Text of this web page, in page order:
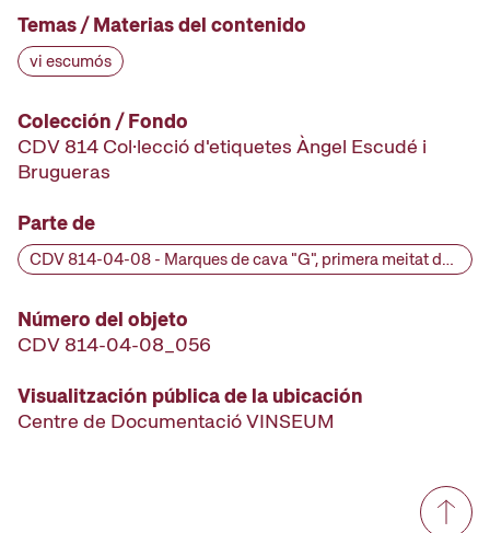
Temas / Materias del contenido
vi escumós
Colección / Fondo
CDV 814 Col·lecció d'etiquetes Àngel Escudé i
Brugueras
Parte de
CDV 814-04-08 - Marques de cava "G", primera meitat del segle XX
Número del objeto
CDV 814-04-08_056
Visualitzación pública de la ubicación
Centre de Documentació VINSEUM